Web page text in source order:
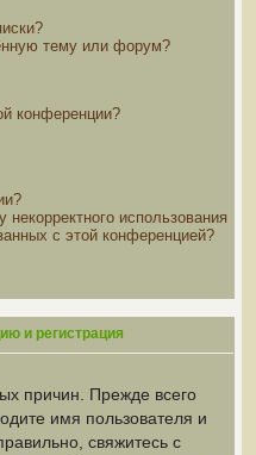
тему или форум?
конференции?
использования
с этой конференцией?
и регистрация
причин. Прежде всего
имя пользователя и
свяжитесь с